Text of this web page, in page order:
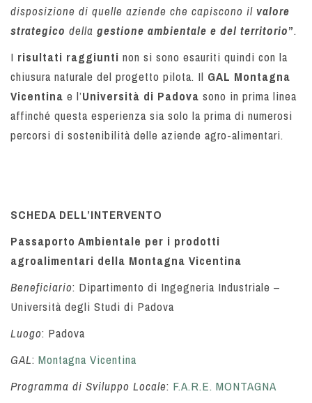
disposizione di quelle aziende che capiscono il valore
strategico della gestione ambientale e del territorio”.
I risultati raggiunti non si sono esauriti quindi con la
chiusura naturale del progetto pilota. Il GAL Montagna
Vicentina e l’Università di Padova sono in prima linea
affinché questa esperienza sia solo la prima di numerosi
percorsi di sostenibilità delle aziende agro-alimentari.
SCHEDA DELL’INTERVENTO
Passaporto Ambientale per i prodotti
agroalimentari della Montagna Vicentina
Beneficiario: Dipartimento di Ingegneria Industriale –
Università degli Studi di Padova
Luogo: Padova
GAL: Montagna Vicentina
Programma di Sviluppo Locale: F.A.R.E. MONTAGNA